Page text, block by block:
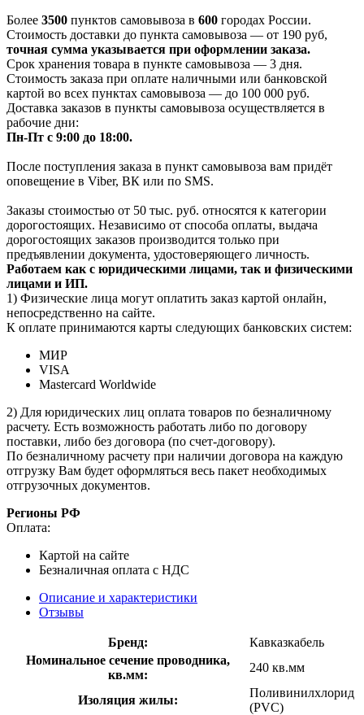
Более 3500 пунктов самовывоза в 600 городах России.
Стоимость доставки до пункта самовывоза — от 190 руб,
точная сумма указывается при оформлении заказа.
Срок хранения товара в пункте самовывоза — 3 дня.
Стоимость заказа при оплате наличными или банковской
картой во всех пунктах самовывоза — до 100 000 руб.
Доставка заказов в пункты самовывоза осуществляется в
рабочие дни:
Пн-Пт с 9:00 до 18:00.
После поступления заказа в пункт самовывоза вам придёт
оповещение в Viber, ВК или по SMS.
Заказы стоимостью от 50 тыс. руб. относятся к категории
дорогостоящих. Независимо от способа оплаты, выдача
дорогостоящих заказов производится только при
предъявлении документа, удостоверяющего личность.
Работаем как с юридическими лицами, так и физическими
лицами и ИП.
1) Физические лица могут оплатить заказ картой онлайн,
непосредственно на сайте.
К оплате принимаются карты следующих банковских систем:
МИР
VISA
Mastercard Worldwide
2) Для юридических лиц оплата товаров по безналичному
расчету. Есть возможность работать либо по договору
поставки, либо без договора (по счет-договору).
По безналичному расчету при наличии договора на каждую
отгрузку Вам будет оформляться весь пакет необходимых
отгрузочных документов.
Регионы РФ
Оплата:
Картой на сайте
Безналичная оплата с НДС
Описание и характеристики
Отзывы
Бренд:
Кавказкабель
Номинальное сечение проводника,
кв.мм:
240 кв.мм
Изоляция жилы:
Поливинилхлорид
(PVC)